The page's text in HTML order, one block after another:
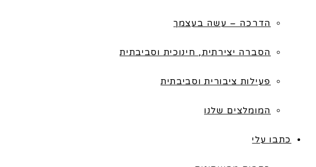
הדרכה – עשה בעצמך
הסברה יצירתית, חינוכית וסביבתית
פעילות ציבורית וסביבתית
המומלצים שלנו
כתבו עלי